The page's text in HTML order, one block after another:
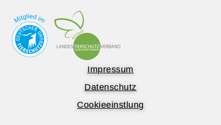
Impressum
Datenschutz
Cookieeinstlung